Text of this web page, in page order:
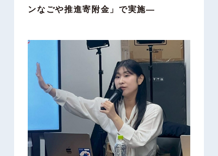
ンなごや推進寄附金」で実施―